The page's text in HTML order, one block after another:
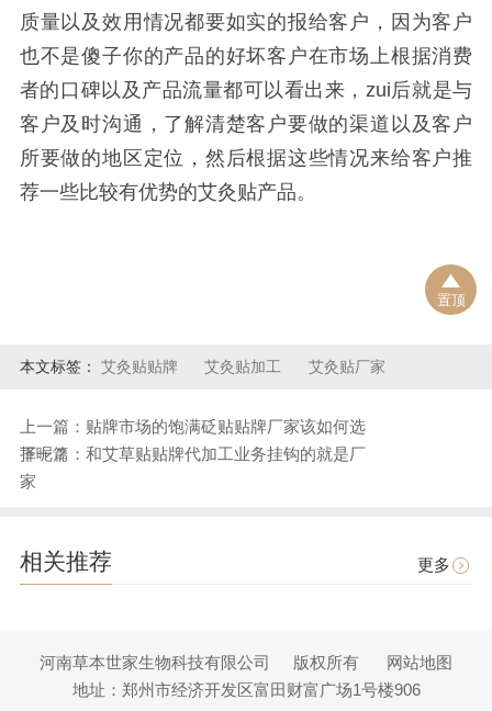
质量以及效用情况都要如实的报给客户，因为客户
也不是傻子你的产品的好坏客户在市场上根据消费
者的口碑以及产品流量都可以看出来，zui后就是与
客户及时沟通，了解清楚客户要做的渠道以及客户
所要做的地区定位，然后根据这些情况来给客户推
荐一些比较有优势的艾灸贴产品。
本文标签： 艾灸贴贴牌 艾灸贴加工 艾灸贴厂家
上一篇：贴牌市场的饱满砭贴贴牌厂家该如何选
择呢？
下一篇：和艾草贴贴牌代加工业务挂钩的就是厂
家
相关推荐 更多
置顶
河南草本世家生物科技有限公司 版权所有
网站地图
地址：郑州市经济开发区富田财富广场1号楼906